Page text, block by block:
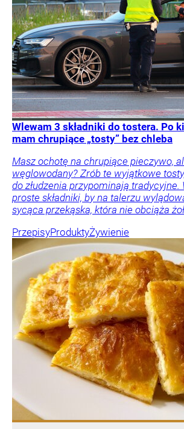
Wlewam 3 składniki do tostera. Po
mam chrupiące „tosty” bez chleba
Masz ochotę na chrupiące pieczywo,
węglowodany? Zrób te wyjątkowe
do złudzenia przypominają
proste składniki, by na talerzu
sycąca przekąska, która nie obciąża
PrzepisyProduktyŻywienie